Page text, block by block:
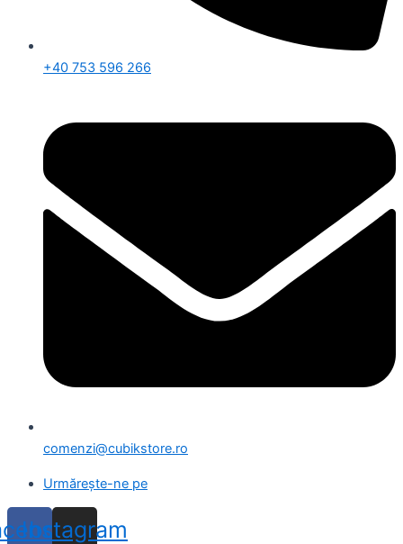
+40 753 596 266
comenzi@cubikstore.ro
Urmărește-ne pe
Instagram